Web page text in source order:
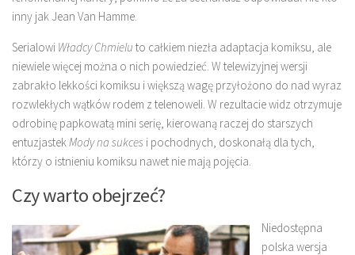
inny jak Jean Van Hamme.
Serialowi Władcy Chmielu to całkiem niezła adaptacja komiksu, ale
niewiele więcej można o nich powiedzieć. W telewizyjnej wersji
zabrakło lekkości komiksu i większą wagę przyłożono do nad wyraz
rozwlekłych wątków rodem z telenoweli. W rezultacie widz otrzymuje
odrobinę papkowatą mini serię, kierowaną raczej do starszych
entuzjastekMody na sukces i pochodnych, doskonałą dla tych,
którzy o istnieniu komiksu nawet nie mają pojęcia.
Czy warto obejrzeć?
Niedostępna
polska wersja